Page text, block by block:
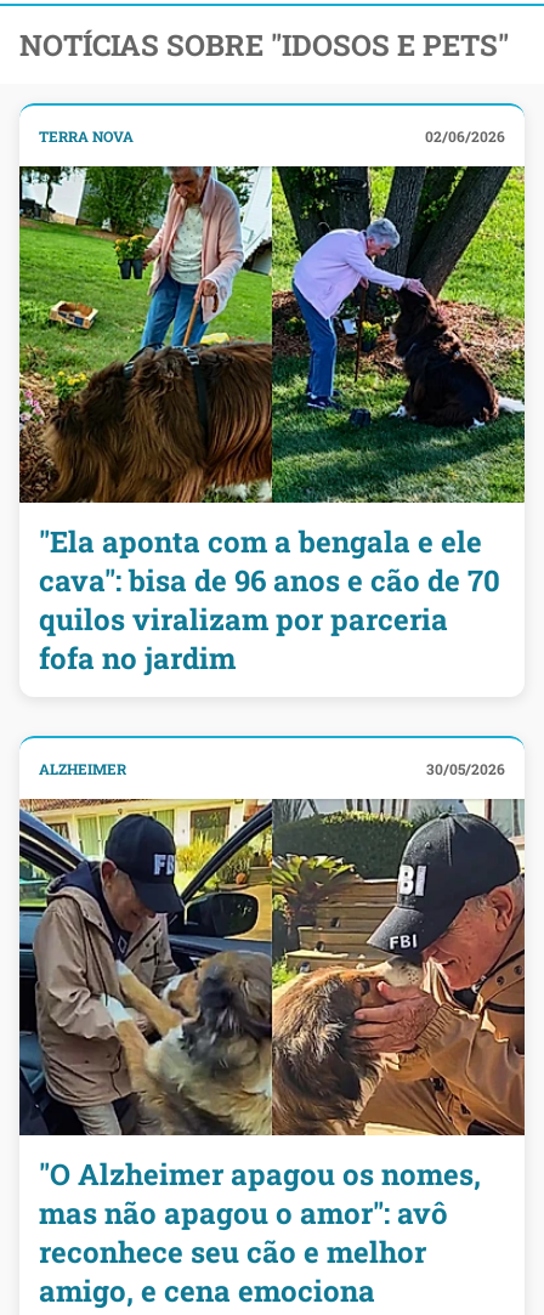
NOTÍCIAS SOBRE "IDOSOS E PETS"
TERRA NOVA 02/06/2026
"Ela aponta com a bengala e ele
cava": bisa de 96 anos e cão de 70
quilos viralizam por parceria
fofa no jardim
ALZHEIMER 30/05/2026
"O Alzheimer apagou os nomes,
mas não apagou o amor": avô
reconhece seu cão e melhor
amigo, e cena emociona